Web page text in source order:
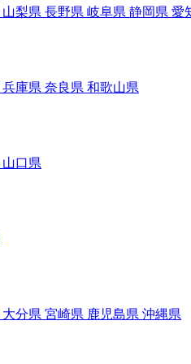
山梨県 長野県 岐阜県 静岡県 愛
兵庫県 奈良県 和歌山県
山口県
大分県 宮崎県 鹿児島県 沖縄県